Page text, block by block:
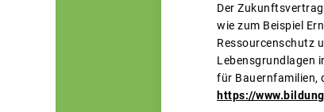
Der
wie zum Beispiel
Ressourcenschutz
Lebensgrundlagen
für Bauernfamilien,
https://